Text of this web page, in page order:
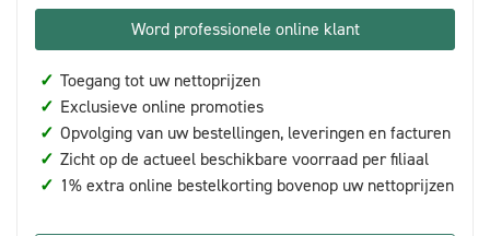
Word professionele online klant
✓ Toegang tot uw nettoprijzen
✓ Exclusieve online promoties
✓ Opvolging van uw bestellingen, leveringen en facturen
✓ Zicht op de actueel beschikbare voorraad per filiaal
✓ 1% extra online bestelkorting bovenop uw nettoprijzen